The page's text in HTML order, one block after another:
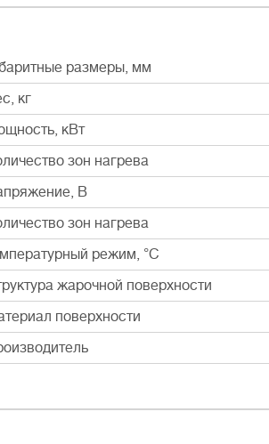
размеры, мм
кг
кВт
зон нагрева
В
зон нагрева
режим, °С
жарочной поверхности
поверхности